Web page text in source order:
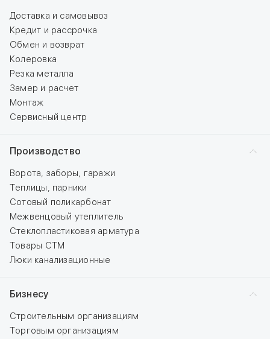
Доставка и самовывоз
Кредит и рассрочка
Обмен и возврат
Колеровка
Резка металла
Замер и расчет
Монтаж
Сервисный центр
Производство
Ворота, заборы, гаражи
Теплицы, парники
Сотовый поликарбонат
Межвенцовый утеплитель
Стеклопластиковая арматура
Товары СТМ
Люки канализационные
Бизнесу
Строительным организациям
Торговым организациям